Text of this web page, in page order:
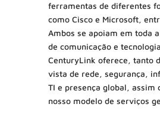
ferramentas de diferentes
como Cisco e Microsoft,
Ambos se apoiam em toda
de comunicação e
CenturyLink oferece, tanto
vista de rede, segurança,
TI e presença global, assim
nosso modelo de serviços